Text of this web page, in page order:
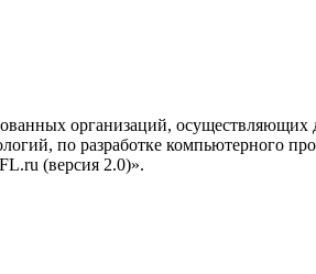
организаций,
по разработке компьютерного
(версия 2.0)».